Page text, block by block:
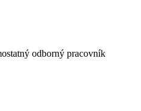
odborný pracovník